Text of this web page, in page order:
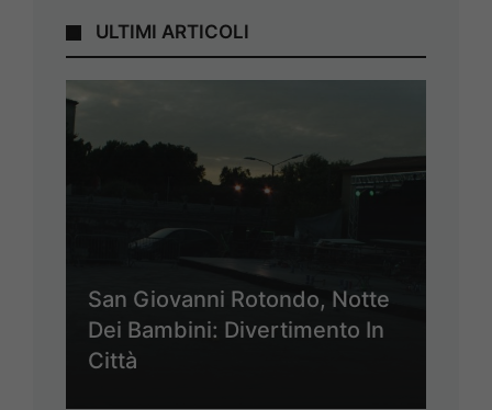
ULTIMI ARTICOLI
San Giovanni Rotondo, Notte
Dei Bambini: Divertimento In
Città